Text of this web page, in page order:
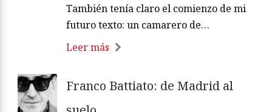
También tenía claro el comienzo de mi
futuro texto: un camarero de…
Leer más
Franco Battiato: de Madrid al